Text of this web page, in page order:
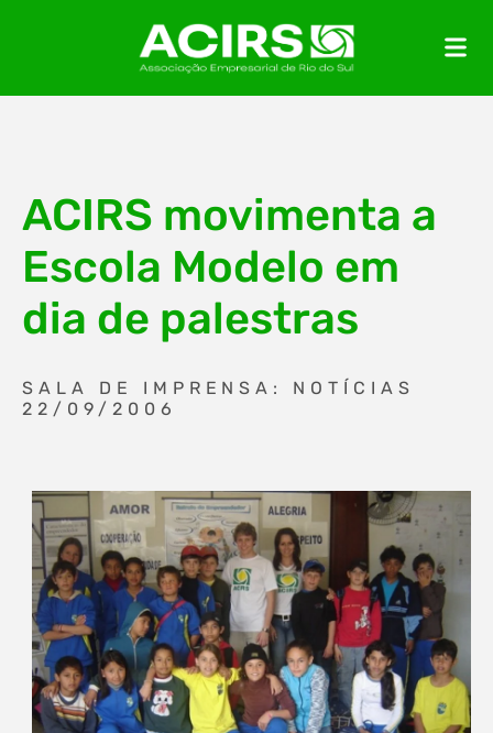
ACIRS movimenta a
Escola Modelo em
dia de palestras
SALA DE IMPRENSA: NOTÍCIAS
22/09/2006